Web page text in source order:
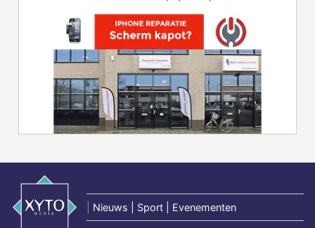
Nieuws | Sport | Evenementen